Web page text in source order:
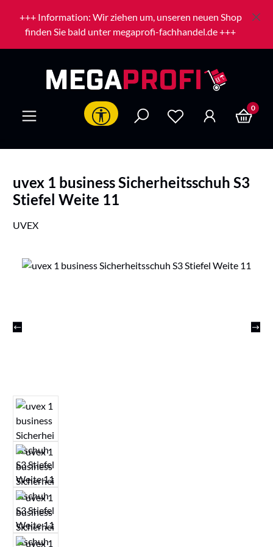
Zum Hauptinhalt springen
+++ Information: Wir ziehen um, unseren neuen Shop
finden Sie bald unter megaprofi-fachhandel.de +++
Werkzeugleiste anzeigen 0
uvex 1 business Sicherheitsschuh S3
Stiefel Weite 11
UVEX
Bildergalerie überspringen